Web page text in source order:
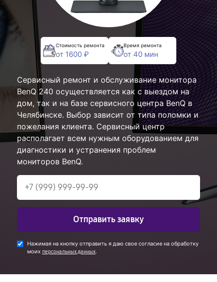
Стоимость ремонта
от 1600 ₽
Время ремонта
от 40 мин
Сервисный ремонт и обслуживание монитора
BenQ 240 осуществляется как с выездом на
дом, так и на базе сервисного центра BenQ в
Челябинске. Выбор зависит от типа поломки и
пожелания клиента. Сервисный центр
располагает всем нужным оборудованием для
диагностики и устранения проблем
мониторов BenQ.
Отправить заявку
Нажимая на кнопку отправить я даю свое согласие на обработку
моих персональных данных.